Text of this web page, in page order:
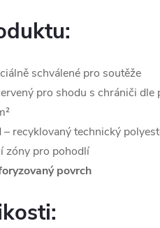
schválené pro soutěže
pro shodu s chrániči dle
– recyklovaný technický
zóny pro pohodlí
povrch